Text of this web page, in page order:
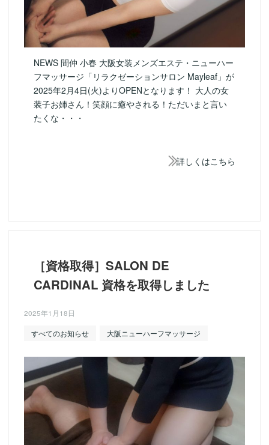
NEWS 間仲 小春 大阪女装メンズエステ・ニューハー
フマッサージ「リラクゼーションサロン Mayleaf」が
2025年2月4日(火)よりOPENとなります！ 大人の女
装子お姉さん！笑顔に癒やされる！ただいまと言い
たくな・・・
詳しくはこちら
［資格取得］SALON DE
CARDINAL 資格を取得しました
2025年1月18日
すべてのお知らせ
大阪ニューハーフマッサージ